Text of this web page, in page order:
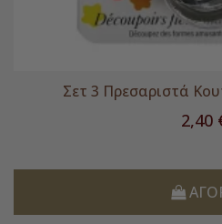
Σετ 3 Πρεσαριστά
Τιμή
2,40